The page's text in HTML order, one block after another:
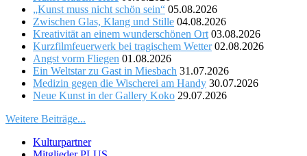
„Kunst muss nicht schön sein“ 05.08.2026
Zwischen Glas, Klang und Stille 04.08.2026
Kreativität an einem wunderschönen Ort 03.08.2026
Kurzfilmfeuerwerk bei tragischem Wetter 02.08.2026
Angst vorm Fliegen 01.08.2026
Ein Weltstar zu Gast in Miesbach 31.07.2026
Medizin gegen die Wischerei am Handy 30.07.2026
Neue Kunst in der Gallery Koko 29.07.2026
Weitere Beiträge...
Kulturpartner